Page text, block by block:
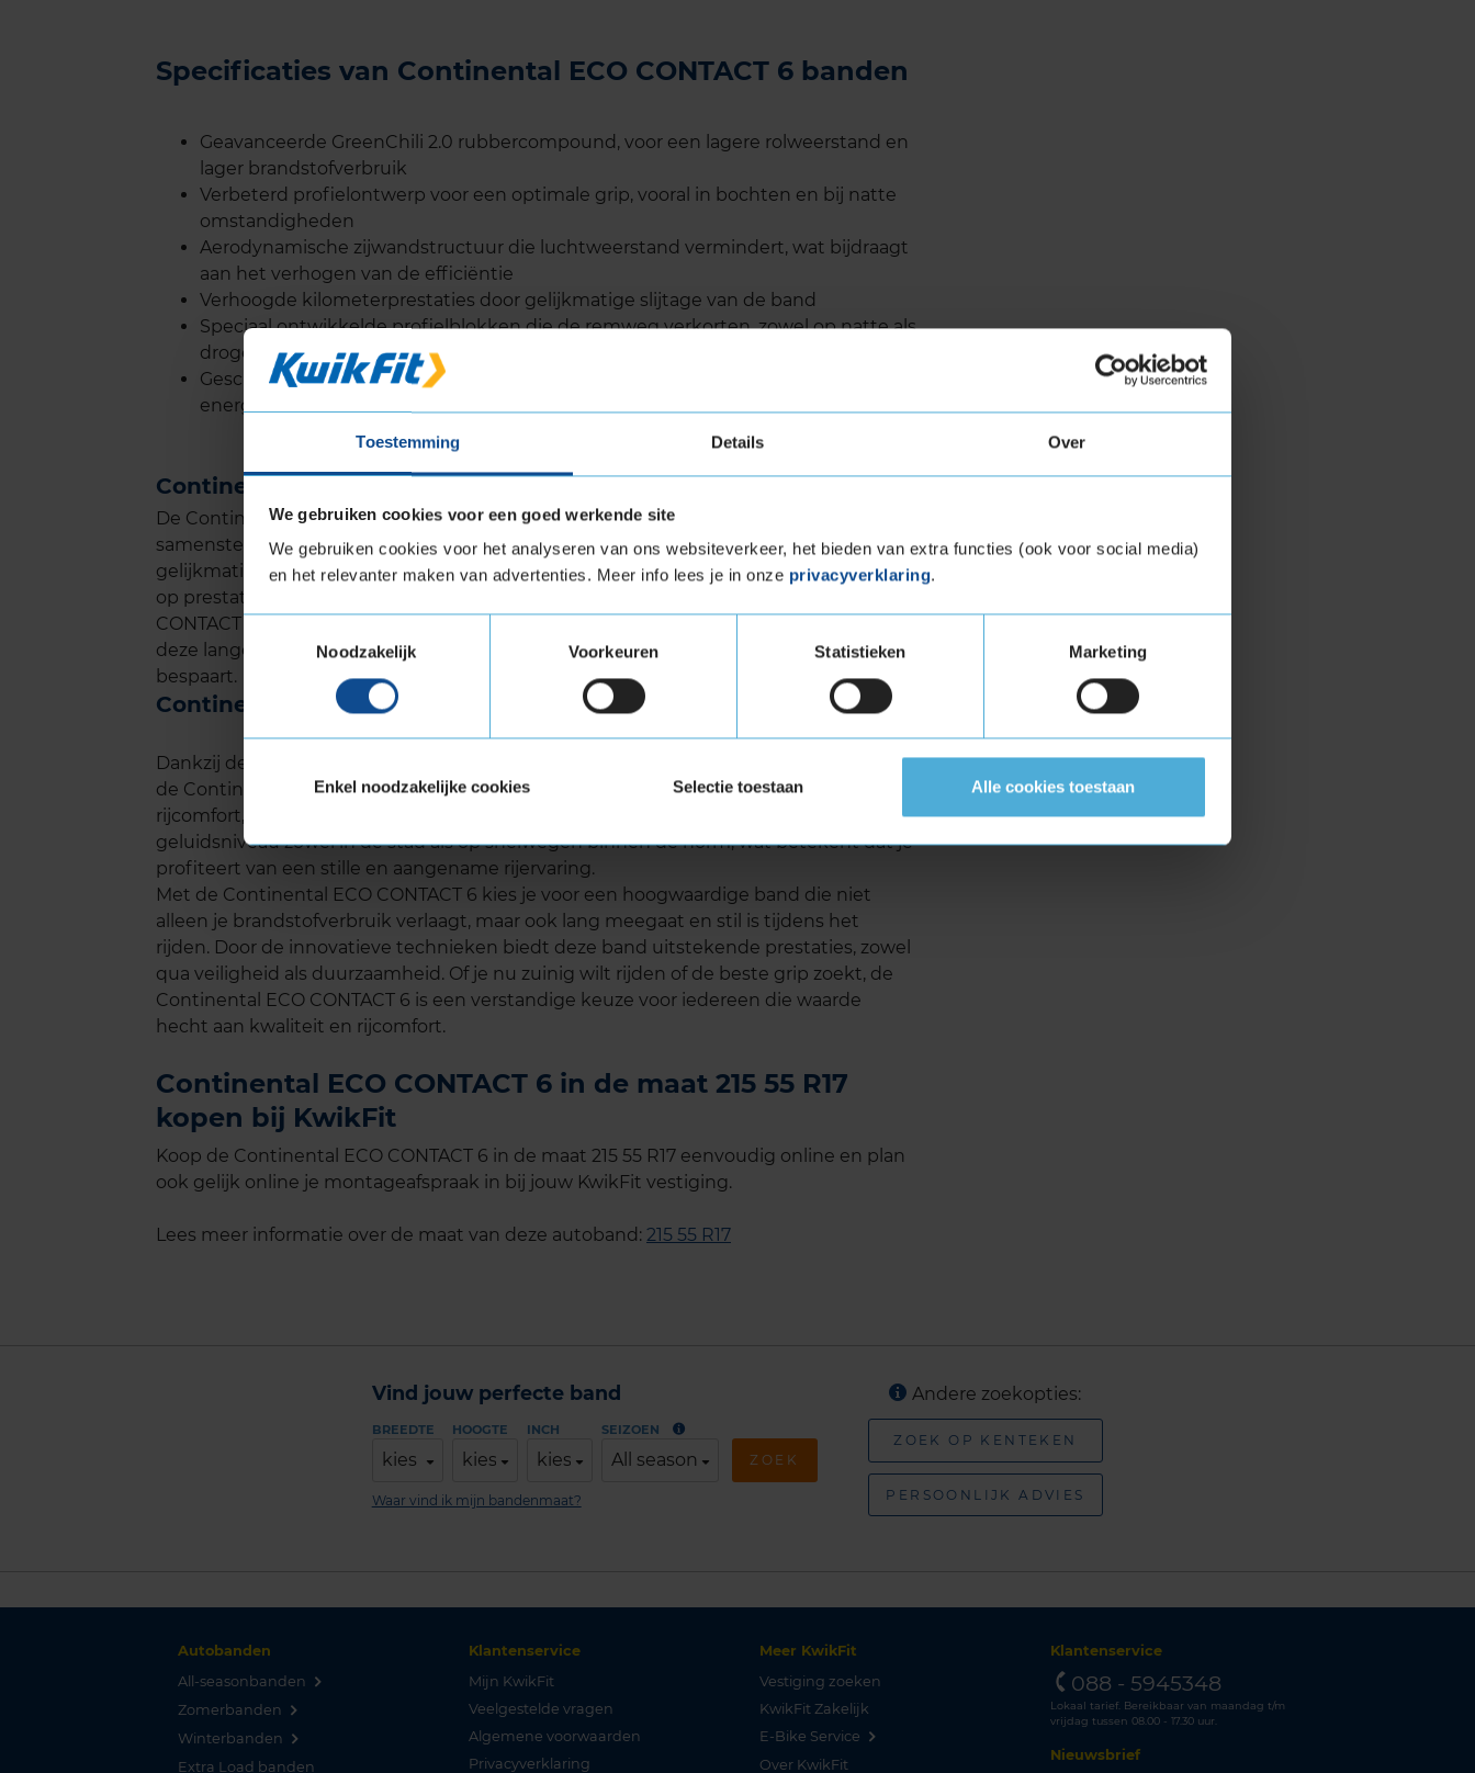
Toestemming Details Over
We gebruiken cookies voor een goed werkende site
We gebruiken cookies voor het analyseren van ons websiteverkeer, het bieden van extra functies (ook voor social media)
en het relevanter maken van advertenties. Meer info lees je in onze privacyverklaring.
Noodzakelijk
Voorkeuren Statistieken Marketing
Enkel noodzakelijke cookies Selectie toestaan Alle cookies toestaan
Specificaties van Continental ECO CONTACT 6 banden
Geavanceerde GreenChili 2.0 rubbercompound, voor een lagere rolweerstand en
lager brandstofverbruik
Verbeterd profielontwerp voor een optimale grip, vooral in bochten en bij natte
omstandigheden
Aerodynamische zijwandstructuur die luchtweerstand vermindert, wat bijdraagt
aan het verhogen van de efficiëntie
Verhoogde kilometerprestaties door gelijkmatige slijtage van de band
Speciaal ontwikkelde profielblokken die de remweg verkorten, zowel op natte als
droge wegen
Geschikt voor elektrische voertuigen, dankzij de lage rolweerstand en hoge
energiebesparing
Continental ECO CONTACT 6 levensduur
De Continental ECO CONTACT 6 biedt een uitstekende levensduur door de duurzame
samenstelling van het rubber en het geoptimaliseerde profiel. De band slijt
gelijkmatig, wat ervoor zorgt dat je langer op de band kunt rijden zonder in te leveren
op prestaties. Onafhankelijke testen van de ANWB en ADAC bevestigen dat de ECO
CONTACT 6 behoort tot de top in zijn klasse als het gaat om kilometerprestaties. Door
deze lange levensduur hoef je minder vaak van banden te wisselen, wat kosten
bespaart.
Continental ECO CONTACT 6 geluid
Dankzij de geoptimaliseerde profielstructuur en moderne productietechnieken heeft
de Continental ECO CONTACT 6 een laag geluidsniveau. Dit zorgt voor meer
rijcomfort, vooral op lange ritten. Volgens verschillende onafhankelijke tests blijft het
geluidsniveau zowel in de stad als op snelwegen binnen de norm, wat betekent dat je
profiteert van een stille en aangename rijervaring.
Met de Continental ECO CONTACT 6 kies je voor een hoogwaardige band die niet
alleen je brandstofverbruik verlaagt, maar ook lang meegaat en stil is tijdens het
rijden. Door de innovatieve technieken biedt deze band uitstekende prestaties, zowel
qua veiligheid als duurzaamheid. Of je nu zuinig wilt rijden of de beste grip zoekt, de
Continental ECO CONTACT 6 is een verstandige keuze voor iedereen die waarde
hecht aan kwaliteit en rijcomfort.
Continental ECO CONTACT 6 in de maat 215 55 R17
kopen bij KwikFit
Koop de Continental ECO CONTACT 6 in de maat 215 55 R17 eenvoudig online en plan
ook gelijk online je montageafspraak in bij jouw KwikFit vestiging.
Lees meer informatie over de maat van deze autoband: 215 55 R17
Vind jouw perfecte band
BREEDTE
kies
HOOGTE
kies
INCH
kies
SEIZOEN
All season ZOEK
Waar vind ik mijn bandenmaat?
Andere zoekopties:
ZOEK OP KENTEKEN
PERSOONLIJK ADVIES
Autobanden
All-seasonbanden
Zomerbanden
Winterbanden
Extra Load banden
Klantenservice
Mijn KwikFit
Veelgestelde vragen
Algemene voorwaarden
Privacyverklaring
Meer KwikFit
Vestiging zoeken
KwikFit Zakelijk
E-Bike Service
Over KwikFit
Klantenservice
088 - 5945348
Lokaal tarief. Bereikbaar van maandag t/m
vrijdag tussen 08.00 - 17.30 uur.
Nieuwsbrief